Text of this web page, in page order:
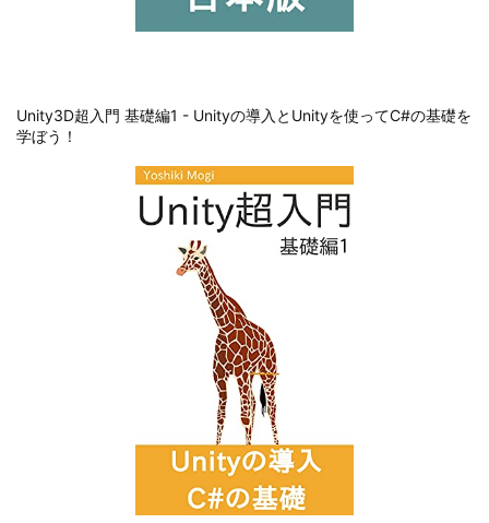
Unity3D超入門 基礎編1 - Unityの導入とUnityを使ってC#の基礎を
学ぼう！